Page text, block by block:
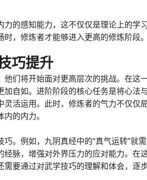
的感知能力，这不仅仅是理论上的学
，修炼者才能够进入更高的修炼阶段。
巧提升
们将开始面对更高层次的挑战。在这一
自如。进阶阶段的核心任务是将心法
活运用。此时，修炼者的气力不仅仅
的内力。
。例如，九阴真经中的“真气运转”就
脉，增强对外界压力的应对能力。在
要通过对武学技巧的理解和体会，逐